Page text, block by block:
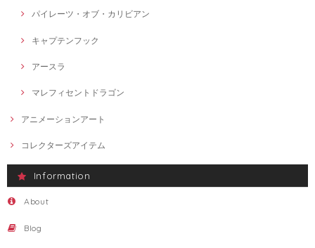
パイレーツ・オブ・カリビアン
キャプテンフック
アースラ
マレフィセントドラゴン
アニメーションアート
コレクターズアイテム
Information
About
Blog